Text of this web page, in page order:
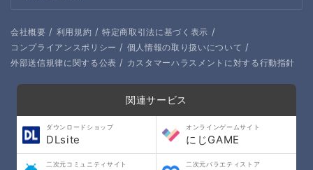
会社概要 / 利用規約 / 特定商取引法に基づく表示 /
コンプライアンスポリシー / 個人情報の取り扱いについて /
外部送信規律に関する公表 / カスタマーハラスメントに対する行動指針
関連サービス
ダウンロードショップ
DLsite
オンラインゲームサイト
にじGAME
二次元コミュニティサイト 二次元バラエティストア